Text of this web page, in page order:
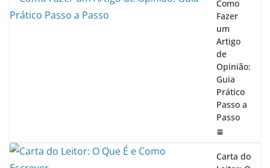
Como
Fazer
um
Artigo
de
Opinião:
Guia
Prático
Passo a
Passo
Carta do